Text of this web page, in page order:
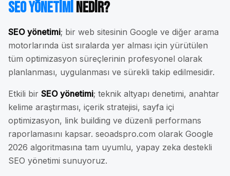
SEO YönetimiNedir?
SEO yönetimi; bir web sitesinin Google ve diğer arama
motorlarında üst sıralarda yer alması için yürütülen
tüm optimizasyon süreçlerinin profesyonel olarak
planlanması, uygulanması ve sürekli takip edilmesidir.
Etkili bir SEO yönetimi; teknik altyapı denetimi, anahtar
kelime araştırması, içerik stratejisi, sayfa içi
optimizasyon, link building ve düzenli performans
raporlamasını kapsar. seoadspro.com olarak Google
2026 algoritmasına tam uyumlu, yapay zeka destekli
SEO yönetimi sunuyoruz.